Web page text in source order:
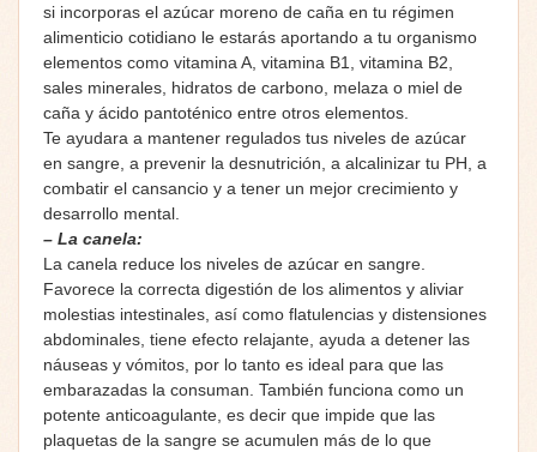
si incorporas el azúcar moreno de caña en tu régimen
alimenticio cotidiano le estarás aportando a tu organismo
elementos como vitamina A, vitamina B1, vitamina B2,
sales minerales, hidratos de carbono, melaza o miel de
caña y ácido pantoténico entre otros elementos.
Te ayudara a mantener regulados tus niveles de azúcar
en sangre, a prevenir la desnutrición, a alcalinizar tu PH, a
combatir el cansancio y a tener un mejor crecimiento y
desarrollo mental.
– La canela:
La canela reduce los niveles de azúcar en sangre.
Favorece la correcta digestión de los alimentos y aliviar
molestias intestinales, así como flatulencias y distensiones
abdominales, tiene efecto relajante, ayuda a detener las
náuseas y vómitos, por lo tanto es ideal para que las
embarazadas la consuman. También funciona como un
potente anticoagulante, es decir que impide que las
plaquetas de la sangre se acumulen más de lo que